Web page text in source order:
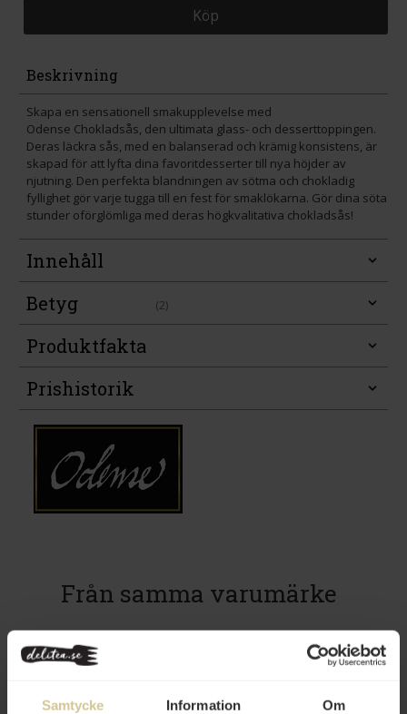
Samtycke Information Om
Köp
Beskrivning
Skapa en sensationell smakupplevelse med
Odense Chokladsås, den ultimata glass- och desserttoppingen.
Deras läckra sås, med en balanserad och krämig konsistens, är
skapad för att lyfta dina favoritdesserter till nya höjder av
njutning. Den perfekta blandningen av sötma och chokladig
fyllighet gör varje tugga till en fest för smaklökarna. Gör dina söta
stunder oförglömliga med deras högkvalitativa chokladsås!
Innehåll
Betyg
(2)
Produktfakta
Prishistorik
Från samma varumärke